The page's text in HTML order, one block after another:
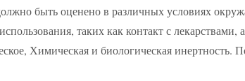
быть оценено в различных условиях
таких как контакт с
Химическая и биологическая